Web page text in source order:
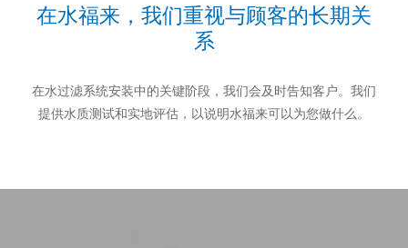
在水福来，我们重视与顾客的长期关
系
在水过滤系统安装中的关键阶段，我们会及时告知客户。我们
提供水质测试和实地评估，以说明水福来可以为您做什么。